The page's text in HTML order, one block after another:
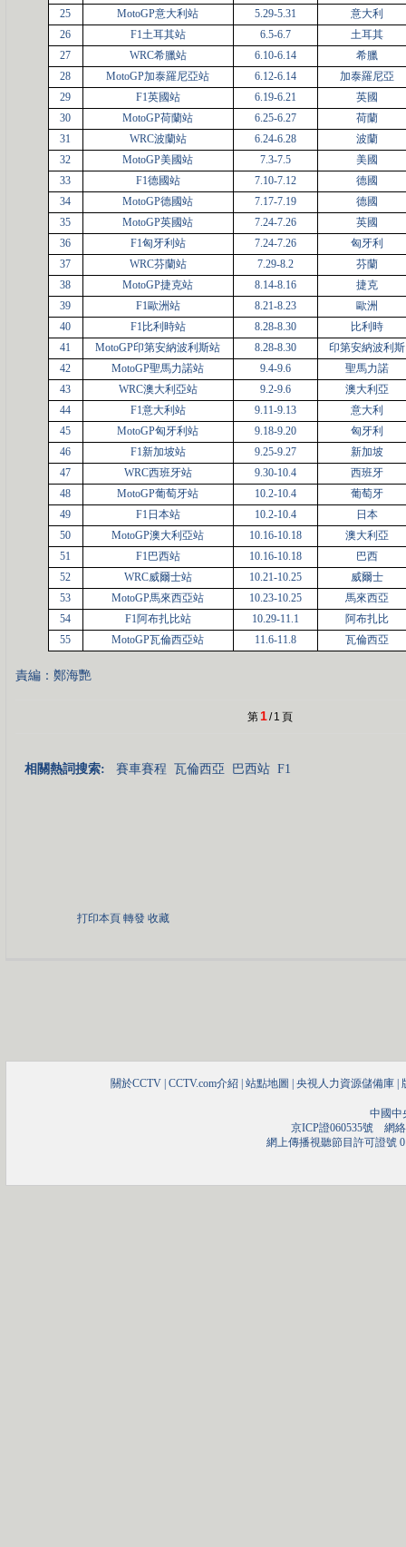
25
MotoGP意大利站 5.29-5.31
意大利
26
F1土耳其站 6.5-6.7
土耳其
27
WRC希臘站 6.10-6.14
希臘
28
MotoGP加泰羅尼亞站 6.12-6.14
加泰羅尼亞
29
F1英國站 6.19-6.21
英國
30
MotoGP荷蘭站 6.25-6.27
荷蘭
31
WRC波蘭站 6.24-6.28
波蘭
32
MotoGP美國站 7.3-7.5
美國
33
F1德國站 7.10-7.12
德國
34
MotoGP德國站 7.17-7.19
德國
35
MotoGP英國站 7.24-7.26
英國
36
F1匈牙利站 7.24-7.26
匈牙利
37
WRC芬蘭站 7.29-8.2
芬蘭
38
MotoGP捷克站 8.14-8.16
捷克
39
F1歐洲站 8.21-8.23
歐洲
40
F1比利時站 8.28-8.30
比利時
41
MotoGP印第安納波利斯站 8.28-8.30
印第安納波利斯
42
MotoGP聖馬力諾站 9.4-9.6
聖馬力諾
43
WRC澳大利亞站 9.2-9.6
澳大利亞
44
F1意大利站 9.11-9.13
意大利
45
MotoGP匈牙利站 9.18-9.20
匈牙利
46
F1新加坡站 9.25-9.27
新加坡
47
WRC西班牙站 9.30-10.4
西班牙
48
MotoGP葡萄牙站 10.2-10.4
葡萄牙
49
F1日本站 10.2-10.4
日本
50
MotoGP澳大利亞站 10.16-10.18
澳大利亞
51
F1巴西站 10.16-10.18
巴西
52
WRC威爾士站 10.21-10.25
威爾士
53
MotoGP馬來西亞站 10.23-10.25
馬來西亞
54
F1阿布扎比站 10.29-11.1
阿布扎比
55
MotoGP瓦倫西亞站 11.6-11.8 瓦倫西亞
責編：鄭海艷
第 1/ 1 頁
相關熱詞搜索: 賽車賽程 瓦倫西亞 巴西站 F1
打印本頁 轉發 收藏
關於CCTV | CCTV.com介紹 | 站點地圖 | 央視人力資源儲備庫 |
中國中
京ICP證060535號 網絡
網上傳播視聽節目許可證號